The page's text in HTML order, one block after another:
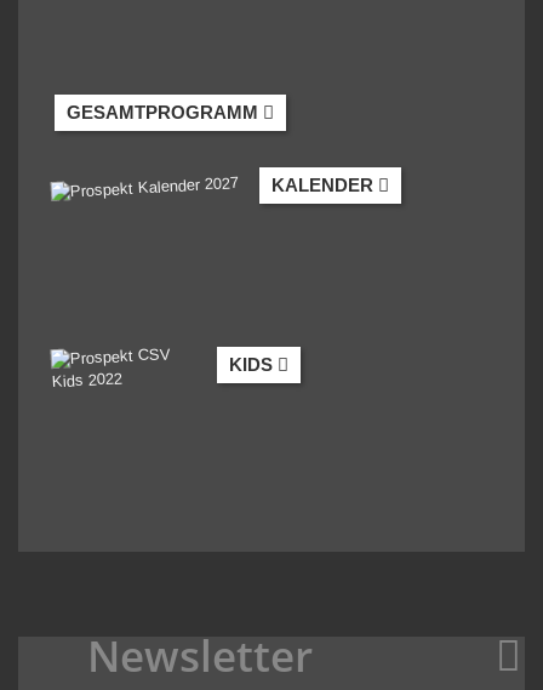
GESAMTPROGRAMM
KALENDER
KIDS
Newsletter